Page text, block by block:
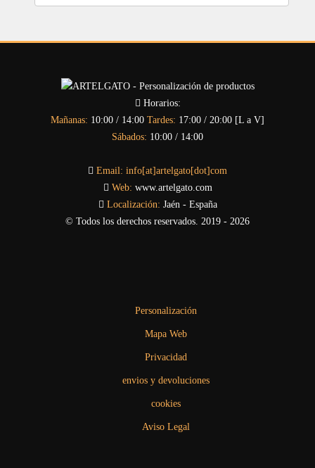
Horarios:
Mañanas: 10:00 / 14:00 Tardes: 17:00 / 20:00 [L a V]
Sábados: 10:00 / 14:00
Email: info[at]artelgato[dot]com
Web: www.artelgato.com
Localización: Jaén - España
© Todos los derechos reservados. 2019 - 2026
Personalización
Mapa Web
Privacidad
envios y devoluciones
cookies
Aviso Legal